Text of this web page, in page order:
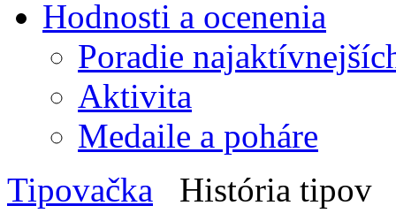
Hodnosti a ocenenia
Poradie
Aktivita
Medaile a poháre
Tipovačka
História tipov